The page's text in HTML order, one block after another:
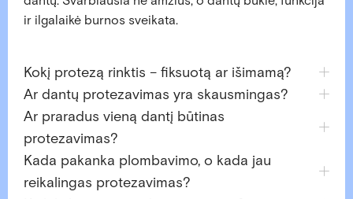
ir ilgalaikė burnos sveikata.
Kokį protezą rinktis – fiksuotą ar išimamą?
Ar dantų protezavimas yra skausmingas?
Ar praradus vieną dantį būtinas
protezavimas?
Kada pakanka plombavimo, o kada jau
reikalingas protezavimas?